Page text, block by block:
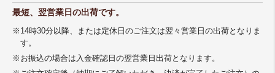
最短、翌営業日の出荷です。
※14時30分以降、または定休日のご注文は翌々営業日の出荷となりま
す。
※お振込の場合は入金確認日の翌営業日出荷となります。